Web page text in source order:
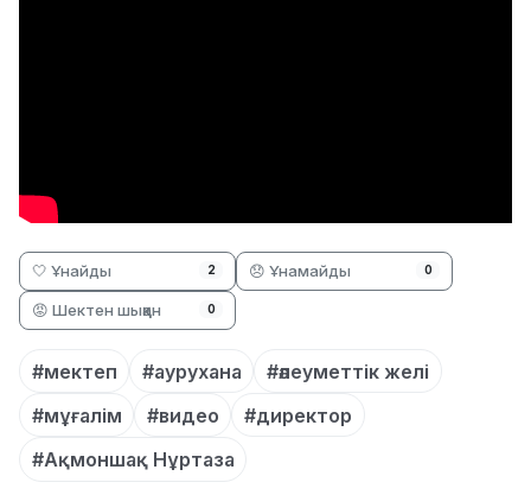
🤍 Ұнайды 2 😞 Ұнамайды 0
😡 Шектен шыққан 0
#мектеп #аурухана
#әлеуметтік желі
#мұғалім
#видео
#директор
#Ақмоншақ Нұртаза